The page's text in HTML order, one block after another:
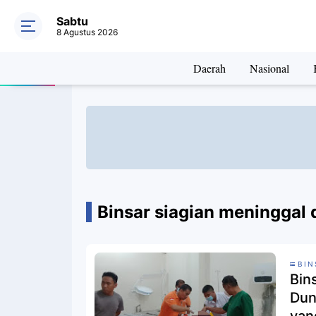
Sabtu
8 Agustus 2026
Daerah Nasional
Binsar siagian meninggal